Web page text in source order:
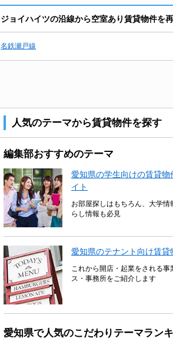
ジョイハイツの沿線から空室あり賃貸物件を
名鉄瀬戸線
人気のテーマから賃貸物件を探す
編集部おすすめのテーマ
愛知県の学生向けの賃貸
イト
お部屋探しはもちろん、大学
らし情報も必見
愛知県のテナント向け賃貸
これから開店・起業をされる
ス・事務所をご紹介します
愛知県で人気のこだわりテーマラン